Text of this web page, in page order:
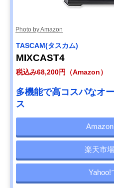
Photo by Amazon
TASCAM(タスカム)
MIXCAST4
税込み68,200円（Amazon）
多機能で高コスパなオ
ス
楽天市
Yahoo!